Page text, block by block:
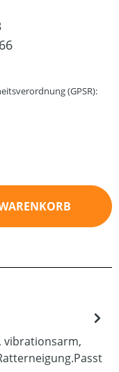
(GPSR):
vibrationsarm,